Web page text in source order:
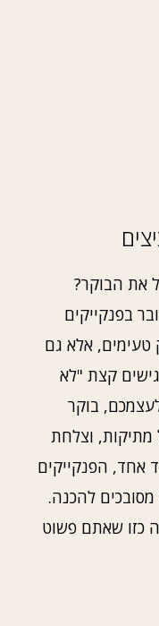
את הבוקר?
בפנקייקים
טעימים, אלא גם
קצת "לא
בוקר
מתיקות, וצלחת
אחד, הפנקייקים
להכנה.
כזו שאתם פשוט